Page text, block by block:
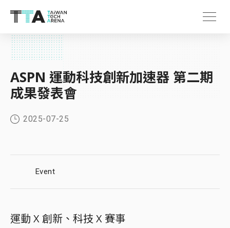
ASPN 運動科技創新加速器 第二期
成果發表會
2025-07-25
Event
運動 X 創新、科技 X 賽事